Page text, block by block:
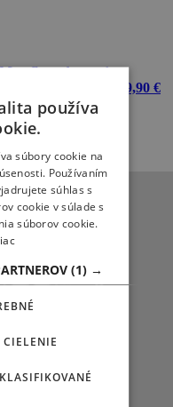
zadarmok
& Kitesurfer
iba za 29,90 €
používa
súbory cookie na
Používaním
súhlas s
cookie v súlade s
súborov cookie.
(1) →
CIELENIE